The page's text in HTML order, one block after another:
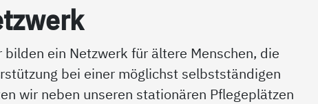
ein Netzwerk für ältere Menschen, die
bei einer möglichst selbstständigen
wir neben unseren stationären Pflegeplätzen